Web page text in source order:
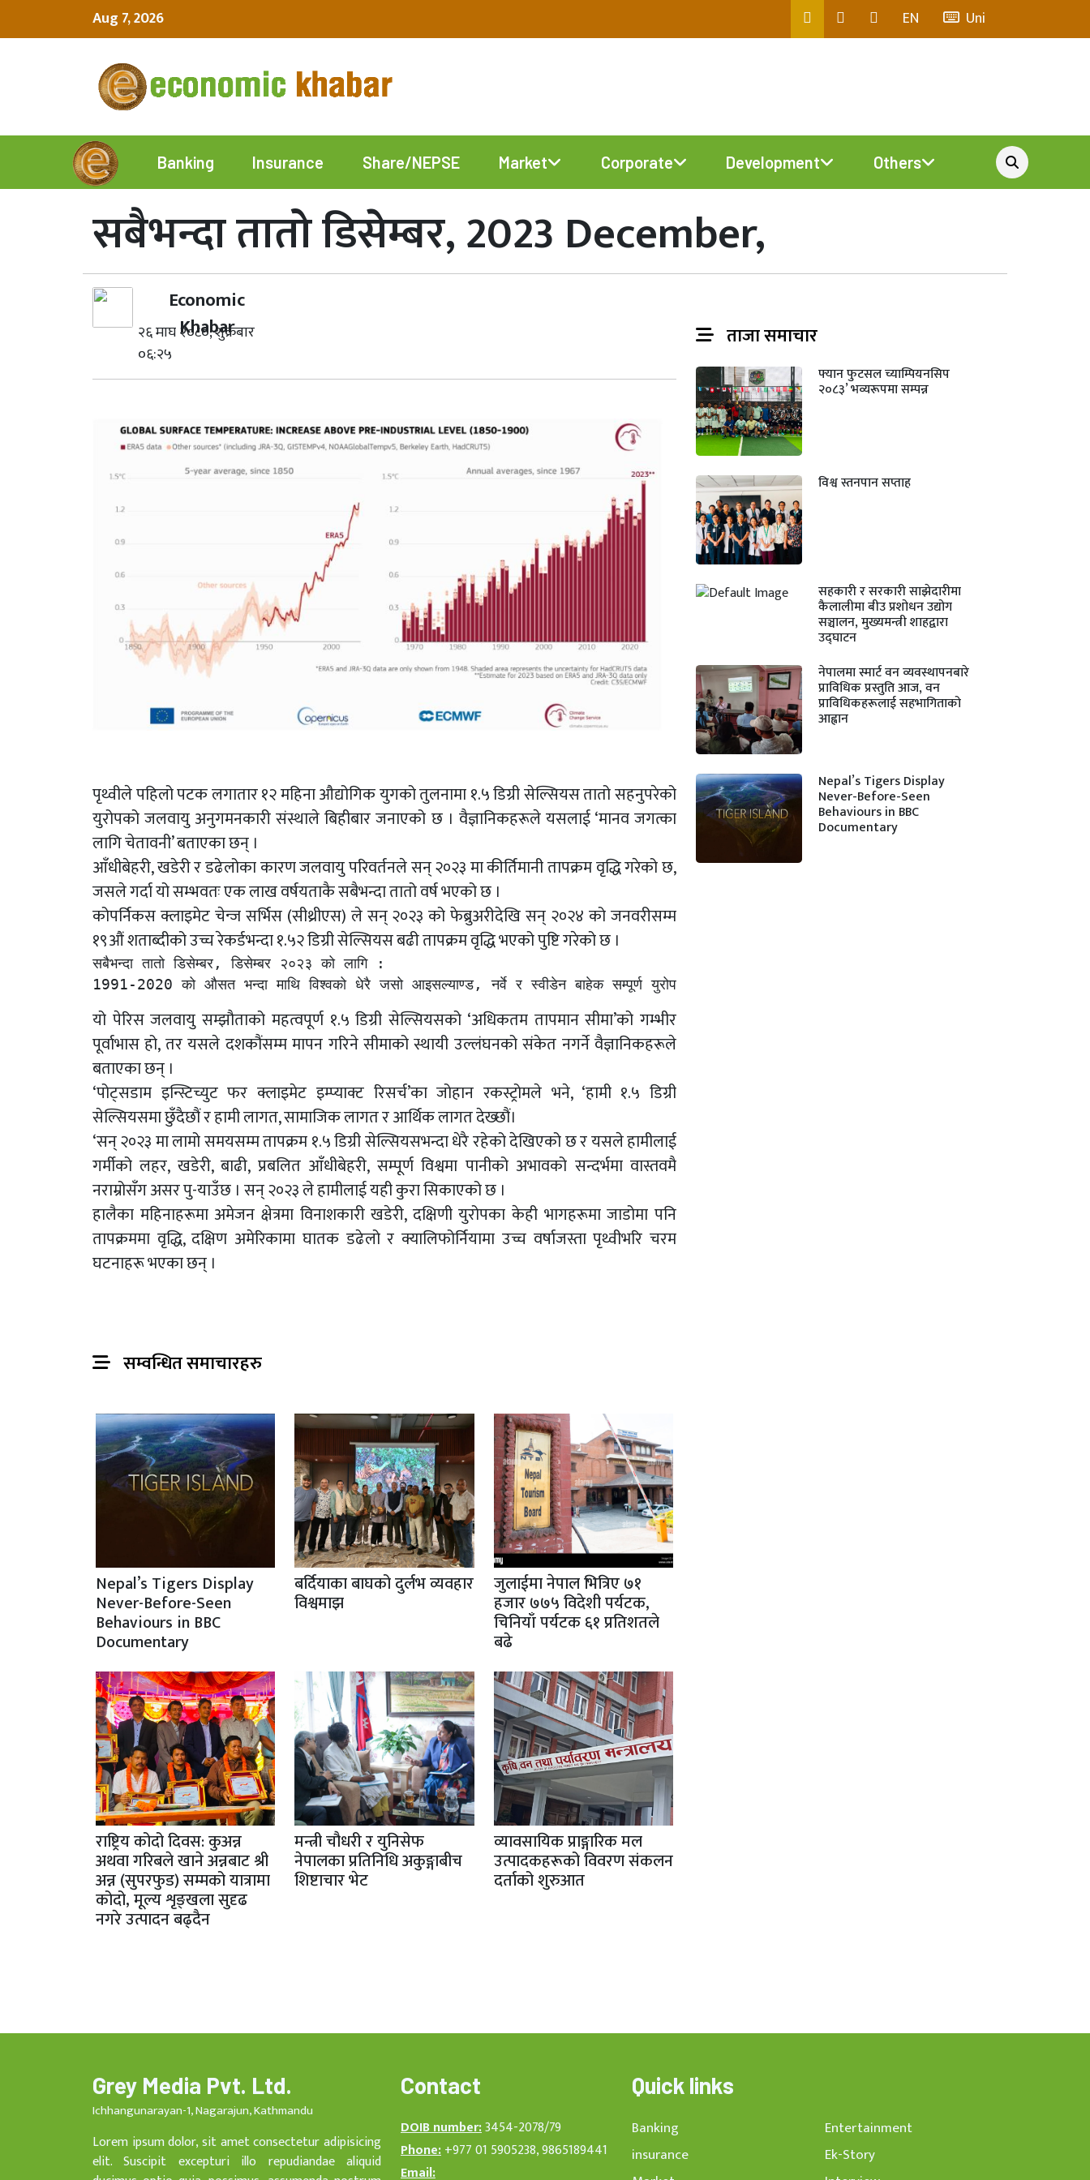
Aug 7, 2026 EN Uni
Banking Insurance Share/NEPSE Market Corporate Development Others
सबैभन्दा तातो डिसेम्बर, 2023 December,
Economic
Khabar
२६ माघ २०८०, शुक्रबार
०६:२५
पृथ्वीले पहिलो पटक लगातार १२ महिना औद्योगिक युगको तुलनामा १.५ डिग्री सेल्सियस तातो सहनुपरेको
युरोपको जलवायु अनुगमनकारी संस्थाले बिहीबार जनाएको छ । वैज्ञानिकहरूले यसलाई ‘मानव जगत्का
लागि चेतावनी’ बताएका छन् ।
आँधीबेहरी, खडेरी र डढेलोका कारण जलवायु परिवर्तनले सन् २०२३ मा कीर्तिमानी तापक्रम वृद्धि गरेको छ,
जसले गर्दा यो सम्भवतः एक लाख वर्षयताकै सबैभन्दा तातो वर्ष भएको छ ।
कोपर्निकस क्लाइमेट चेन्ज सर्भिस (सीथ्रीएस) ले सन् २०२३ को फेब्रुअरीदेखि सन् २०२४ को जनवरीसम्म
१९औं शताब्दीको उच्च रेकर्डभन्दा १.५२ डिग्री सेल्सियस बढी तापक्रम वृद्धि भएको पुष्टि गरेको छ ।
सबैभन्दा तातो डिसेम्बर, डिसेम्बर २०२३ को लागि :
1991-2020 को औसत भन्दा माथि विश्वको धेरै जसो आइसल्याण्ड, नर्वे र स्वीडेन बाहेक सम्पूर्ण युरोपमा औसत भन्दा माथि उत्तरी अमेरिका, ग्रिनल्याण्ड, अफ्रिका (विशेष गरी
यो पेरिस जलवायु सम्झौताको महत्वपूर्ण १.५ डिग्री सेल्सियसको ‘अधिकतम तापमान सीमा’को गम्भीर
पूर्वाभास हो, तर यसले दशकौंसम्म मापन गरिने सीमाको स्थायी उल्लंघनको संकेत नगर्ने वैज्ञानिकहरूले
बताएका छन् ।
‘पोट्सडाम इन्स्टिच्युट फर क्लाइमेट इम्प्याक्ट रिसर्च’का जोहान रकस्ट्रोमले भने, ‘हामी १.५ डिग्री
सेल्सियसमा छुँदैछौं र हामी लागत, सामाजिक लागत र आर्थिक लागत देख्छौं।
‘सन् २०२३ मा लामो समयसम्म तापक्रम १.५ डिग्री सेल्सियसभन्दा धेरै रहेको देखिएको छ र यसले हामीलाई
गर्मीको लहर, खडेरी, बाढी, प्रबलित आँधीबेहरी, सम्पूर्ण विश्वमा पानीको अभावको सन्दर्भमा वास्तवमै
नराम्रोसँग असर पु-याउँछ । सन् २०२३ ले हामीलाई यही कुरा सिकाएको छ ।
हालैका महिनाहरूमा अमेजन क्षेत्रमा विनाशकारी खडेरी, दक्षिणी युरोपका केही भागहरूमा जाडोमा पनि
तापक्रममा वृद्धि, दक्षिण अमेरिकामा घातक डढेलो र क्यालिफोर्नियामा उच्च वर्षाजस्ता पृथ्वीभरि चरम
घटनाहरू भएका छन् ।
सम्वन्धित समाचारहरु
Nepal’s Tigers Display
Never-Before-Seen
Behaviours in BBC
Documentary
बर्दियाका बाघको दुर्लभ व्यवहार
विश्वमाझ
जुलाईमा नेपाल भित्रिए ७१
हजार ७७५ विदेशी पर्यटक,
चिनियाँ पर्यटक ६१ प्रतिशतले
बढे
राष्ट्रिय कोदो दिवस: कुअन्न
अथवा गरिबले खाने अन्नबाट श्री
अन्न (सुपरफुड) सम्मको यात्रामा
कोदो, मूल्य शृङ्खला सुदृढ
नगरे उत्पादन बढ्दैन
मन्त्री चौधरी र युनिसेफ
नेपालका प्रतिनिधि अकुङ्गाबीच
शिष्टाचार भेट
व्यावसायिक प्राङ्गारिक मल
उत्पादकहरूको विवरण संकलन
दर्ताको शुरुआत
ताजा समाचार
फ्यान फुटसल च्याम्पियनसिप
२०८३’ भव्यरूपमा सम्पन्न
विश्व स्तनपान सप्ताह
सहकारी र सरकारी साझेदारीमा
कैलालीमा बीउ प्रशोधन उद्योग
सञ्चालन, मुख्यमन्त्री शाहद्वारा
उद्घाटन
नेपालमा स्मार्ट वन व्यवस्थापनबारे
प्राविधिक प्रस्तुति आज, वन
प्राविधिकहरूलाई सहभागिताको
आह्वान
Nepal’s Tigers Display
Never-Before-Seen
Behaviours in BBC
Documentary
Grey Media Pvt. Ltd.
Ichhangunarayan-1, Nagarajun, Kathmandu
Lorem ipsum dolor, sit amet consectetur adipisicing
elit. Suscipit excepturi illo repudiandae aliquid
Contact
DOIB number:3454-2078/79
Phone:+977 01 5905238, 9865189441
Email:
Quick links
Banking
insurance
Entertainment
Ek-Story